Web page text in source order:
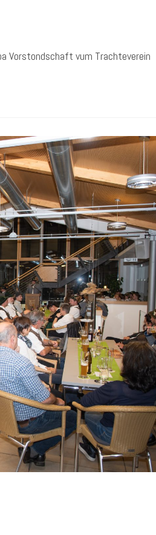
Vorstondschaft vum Trachteverein